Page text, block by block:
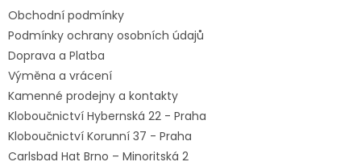
Obchodní podmínky
Podmínky ochrany osobních údajů
Doprava a Platba
Výměna a vrácení
Kamenné prodejny a kontakty
Kloboučnictví Hybernská 22 - Praha
Kloboučnictví Korunní 37 - Praha
Carlsbad Hat Brno – Minoritská 2